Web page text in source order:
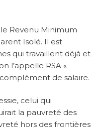
Revenu Minimum
Isolé. Il est
qui travaillent déjà et
l’appelle RSA «
de salaire.
celui qui
la pauvreté des
hors des frontières